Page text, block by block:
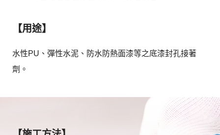
【用途】
水性PU、彈性水泥、防水防熱面漆等之底漆封孔接著
劑。